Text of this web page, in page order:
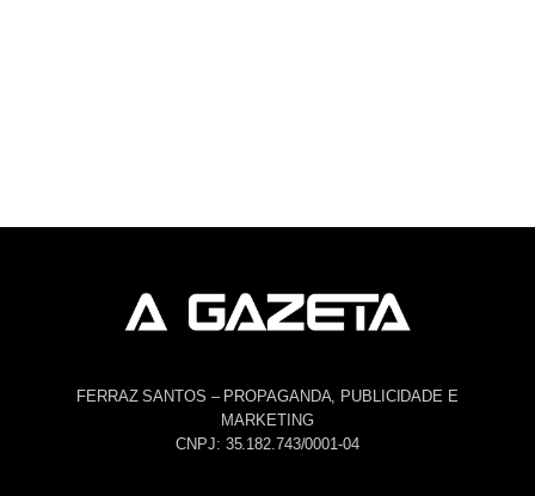
FERRAZ SANTOS – PROPAGANDA, PUBLICIDADE E
MARKETING
CNPJ: 35.182.743/0001-04